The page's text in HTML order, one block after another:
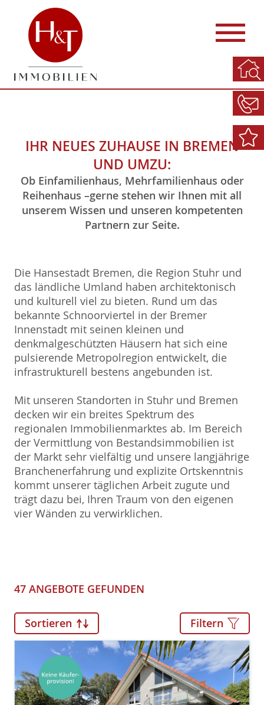
IHR NEUES ZUHAUSE IN BREMEN
UND UMZU:
Ob Einfamilienhaus, Mehrfamilienhaus oder
Reihenhaus –gerne stehen wir Ihnen mit all
unserem Wissen und unseren kompetenten
Partnern zur Seite.
Die Hansestadt Bremen, die Region Stuhr und
das ländliche Umland haben architektonisch
und kulturell viel zu bieten. Rund um das
bekannte Schnoorviertel in der Bremer
Innenstadt mit seinen kleinen und
denkmalgeschützten Häusern hat sich eine
pulsierende Metropolregion entwickelt, die
infrastrukturell bestens angebunden ist.
Mit unseren Standorten in Stuhr und Bremen
decken wir ein breites Spektrum des
regionalen Immobilienmarktes ab. Im Bereich
der Vermittlung von Bestandsimmobilien ist
der Markt sehr vielfältig und unsere langjährige
Branchenerfahrung und explizite Ortskenntnis
kommt unserer täglichen Arbeit zugute und
trägt dazu bei, Ihren Traum von den eigenen
vier Wänden zu verwirklichen.
47 ANGEBOTE GEFUNDEN
Sortieren Filtern